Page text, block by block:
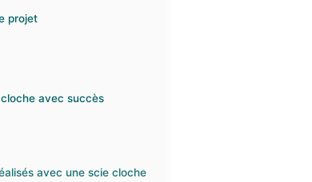
projet
avec succès
avec une scie cloche